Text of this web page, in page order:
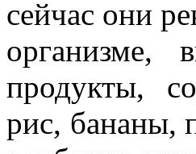
сейчас они
организме,
продукты,
рис, бананы,